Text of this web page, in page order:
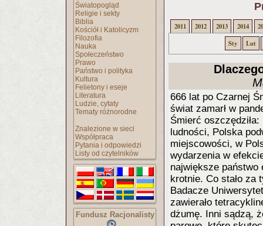
Światopogląd
Religie i sekty
Biblia
Kościół i Katolicyzm
Filozofia
Nauka
Społeczeństwo
Prawo
Państwo i polityka
Kultura
Felietony i eseje
Literatura
Ludzie, cytaty
Tematy różnorodne
Znalezione w sieci
Współpraca
Pytania i odpowiedzi
Listy od czytelników
Fundusz Racjonalisty
2011 2012 2013 2014
Sty
Lut
666 lat po Czarnej
świat zamarł w
Śmierć
ludności, Polska
miejscowości, w
wydarzenia w
największe
krotnie. Co stało za
Badacze
zawierało
dżumę. Inni sądzą,